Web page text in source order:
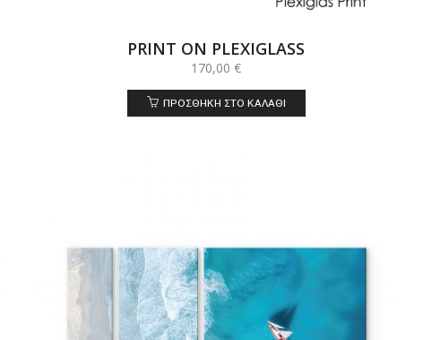
PRINT ON PLEXIGLASS
170,00€
ΠΡΟΣΘΉΚΗ ΣΤΟ ΚΑΛΆΘΙ